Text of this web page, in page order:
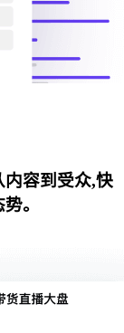
容到受众,快
。